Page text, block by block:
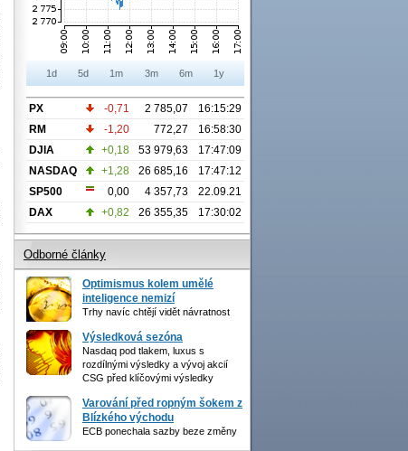
1d 5d 1m 3m 6m 1y
PX -0,71 2 785,07
16:15:29
RM
-1,20 772,27
16:58:30
DJIA
+0,18 53 979,63
17:47:09
NASDAQ
+1,28 26 685,16
17:47:12
SP500
0,00 4 357,73
22.09.21
DAX
+0,82 26 355,35 17:30:02
Odborné články
Optimismus kolem umělé
inteligence nemizí
Trhy navíc chtějí vidět návratnost
Výsledková sezóna
Nasdaq pod tlakem, luxus s
rozdílnými výsledky a vývoj akcií
CSG před klíčovými výsledky
Varování před ropným šokem z
Blízkého východu
ECB ponechala sazby beze změny